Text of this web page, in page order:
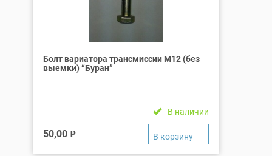
Болт вариатора трансмиссии М12 (без
выемки) “Буран”
В наличии
50,00 Р